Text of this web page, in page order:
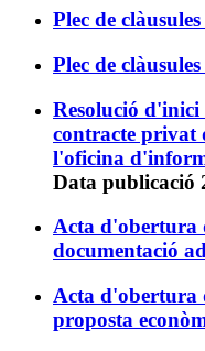
Plec de
Plec de
Resolució d'inici
contracte privat
l'oficina
Data publicació
Acta d'obertura
documentació
Acta d'obertura
proposta